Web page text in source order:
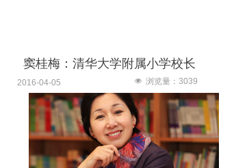
窦桂梅：清华大学附属小学校长
2016-04-05 넶 浏览量： 3039